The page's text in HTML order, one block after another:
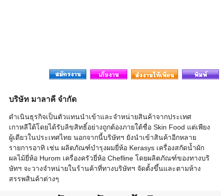
บริษัท มาลาคี จำกัด
ดำเนินธุรกิจเป็นตัวแทนนำเข้าและจำหน่ายสินค้าจากประเทศ
เกาหลีใต้โดยได้รับลิขสิทธิ์อย่างถูกต้องภายใต้ชื่อ Skin Food แต่เพียง
ผู้เดียวในประเทศไทย นอกจากนี้บริษัทฯ ยังนำเข้าสินค้าอีกหลาย
รายการอาทิ เช่น ผลิตภัณฑ์บำรุงผมยี่ห้อ Kerasys เครื่องสกัดน้ำผัก
ผลไม้ยี่ห้อ Hurom เครื่องครัวยี่ห้อ Chefline โดยผลิตภัณฑ์ของทางบริ
ษัทฯ จะวางจำหน่ายในร้านค้าที่ทางบริษัทฯ จัดตั้งขึ้นและตามห้าง
สรรพสินค้าต่างๆ